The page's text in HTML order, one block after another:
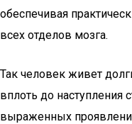
обеспечивая
всех отделов мозга.
Так человек живет
вплоть до наступления
выраженных